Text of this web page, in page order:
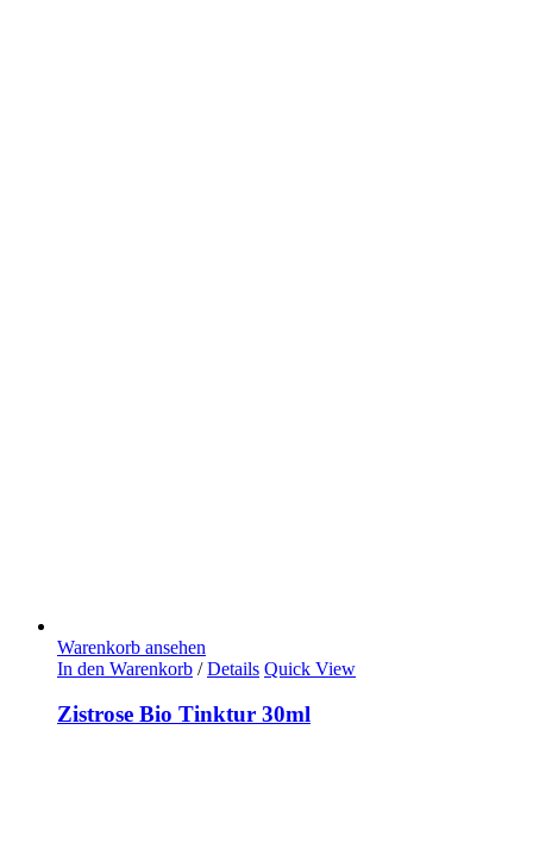
Warenkorb ansehen
In den Warenkorb / Details Quick View
Zistrose Bio Tinktur 30ml